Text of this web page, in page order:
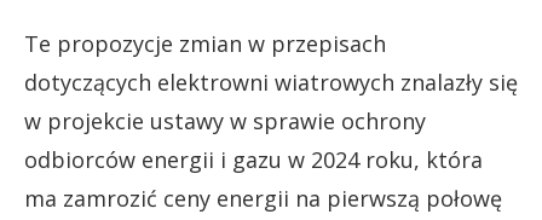
Te propozycje zmian w przepisach
dotyczących elektrowni wiatrowych znalazły się
w projekcie ustawy w sprawie ochrony
odbiorców energii i gazu w 2024 roku, która
ma zamrozić ceny energii na pierwszą połowę